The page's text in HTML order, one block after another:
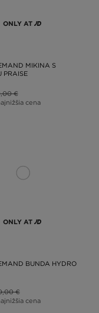
ONLY AT
MIKINA S
PRAISE
€
cena
ONLY AT
BUNDA HYDRO
€
cena